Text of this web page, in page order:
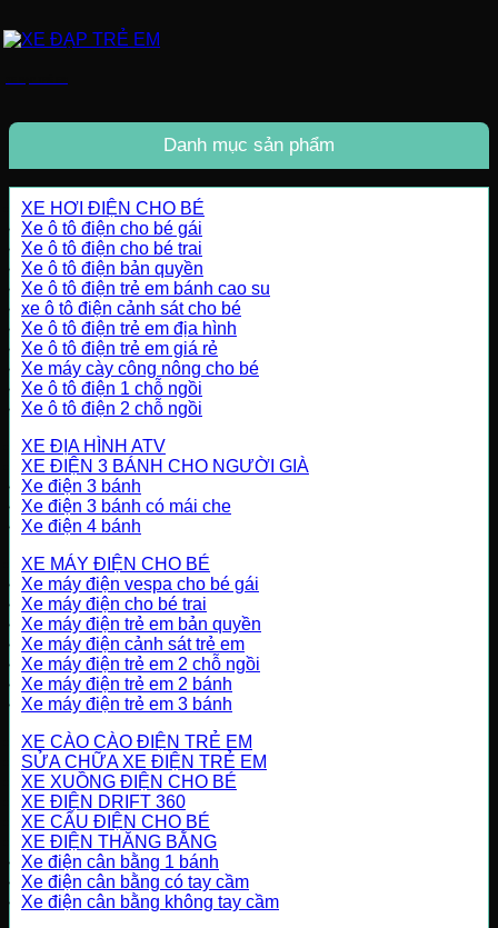
Danh mục sản phẩm
XE HƠI ĐIỆN CHO BÉ
Xe ô tô điện cho bé gái
Xe ô tô điện cho bé trai
Xe ô tô điện bản quyền
Xe ô tô điện trẻ em bánh cao su
xe ô tô điện cảnh sát cho bé
Xe ô tô điện trẻ em địa hình
Xe ô tô điện trẻ em giá rẻ
Xe máy cày công nông cho bé
Xe ô tô điện 1 chỗ ngồi
Xe ô tô điện 2 chỗ ngồi
XE ĐỊA HÌNH ATV
XE ĐIỆN 3 BÁNH CHO NGƯỜI GIÀ
Xe điện 3 bánh
Xe điện 3 bánh có mái che
Xe điện 4 bánh
XE MÁY ĐIỆN CHO BÉ
Xe máy điện vespa cho bé gái
Xe máy điện cho bé trai
Xe máy điện trẻ em bản quyền
Xe máy điện cảnh sát trẻ em
Xe máy điện trẻ em 2 chỗ ngồi
Xe máy điện trẻ em 2 bánh
Xe máy điện trẻ em 3 bánh
XE CÀO CÀO ĐIỆN TRẺ EM
SỬA CHỮA XE ĐIỆN TRẺ EM
XE XUỒNG ĐIỆN CHO BÉ
XE ĐIỆN DRIFT 360
XE CẨU ĐIỆN CHO BÉ
XE ĐIỆN THĂNG BẰNG
Xe điện cân bằng 1 bánh
Xe điện cân bằng có tay cầm
Xe điện cân bằng không tay cầm